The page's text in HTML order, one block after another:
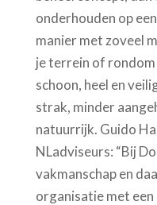
onderhouden op
manier met zoveel
je terrein of
schoon, heel en
strak, minder
natuurrijk. Guido
NLadviseurs: “Bij
vakmanschap en
organisatie met